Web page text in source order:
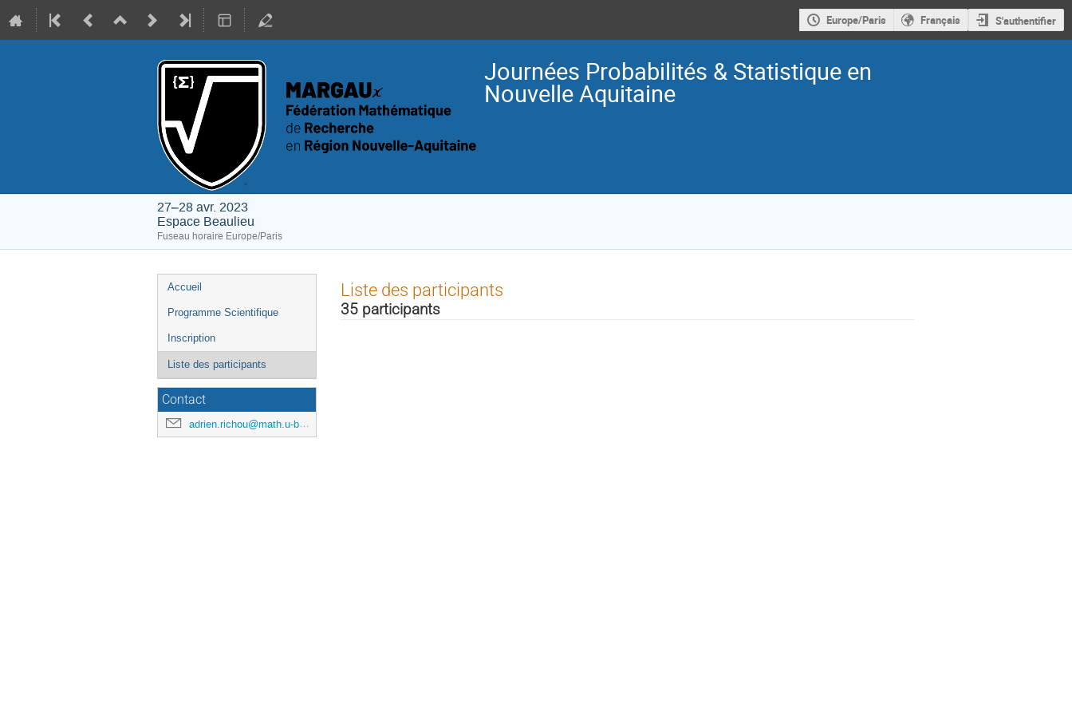
Europe/Paris Français S'authentifier
Journées Probabilités & Statistique en
Nouvelle Aquitaine
27–28 avr. 2023
Espace Beaulieu
Fuseau horaire Europe/Paris
Menu
de
Accueil
Programme Scientifique
Inscription
Liste des participants
Contact
adrien.richou@math.u-bordeaux.fr
Liste des participants
35 participants